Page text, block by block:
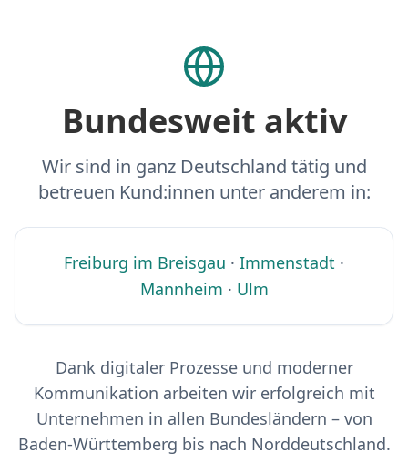
Bundesweit aktiv
Wir sind in ganz Deutschland tätig und
betreuen Kund:innen unter anderem in:
Freiburg im Breisgau · Immenstadt ·
Mannheim · Ulm
Dank digitaler Prozesse und moderner
Kommunikation arbeiten wir erfolgreich mit
Unternehmen in allen Bundesländern – von
Baden-Württemberg bis nach Norddeutschland.